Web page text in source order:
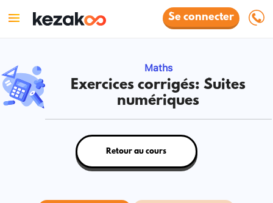
Se connecter
Maths
Exercices corrigés: Suites
numériques
Retour au cours